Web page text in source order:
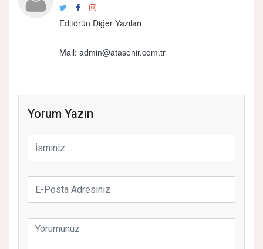
Editörün Diğer Yazıları
Mail: admin@atasehir.com.tr
Yorum Yazın